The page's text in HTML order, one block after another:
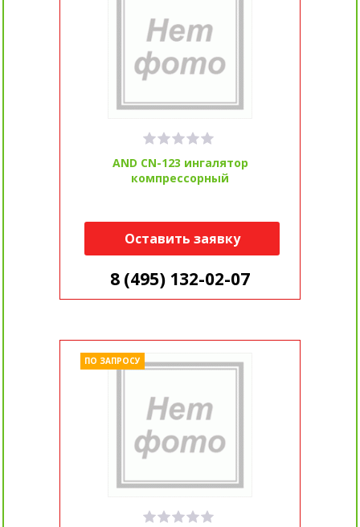
AND CN-123 ингалятор
компрессорный
Оставить заявку
8 (495) 132-02-07
ПО ЗАПРОСУ